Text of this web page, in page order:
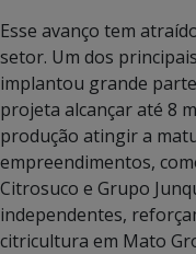
Esse avanço tem
setor. Um dos
implantou grande
projeta alcançar até 8
produção atingir a
empreendimentos,
Citrosuco e Grupo
independentes,
citricultura em Mato